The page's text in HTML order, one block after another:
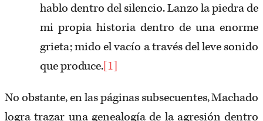
hablo dentro del silencio. Lanzo la piedra de
mi propia historia dentro de una enorme
grieta; mido el vacío a través del leve sonido
que produce.[1]
No obstante, en las páginas subsecuentes, Machado
logra trazar una genealogía de la agresión dentro